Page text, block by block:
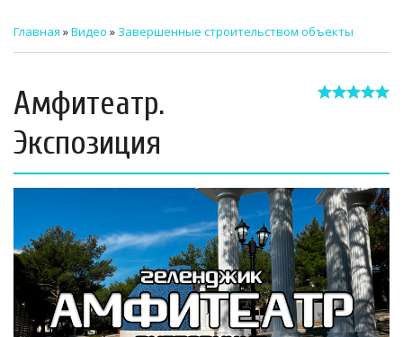
СТРОИТЕЛЬНЫЙ КОНТРОЛЬ
ЭКСПЛУАТАЦИЯ
НОРМАТИВНЫЕ ДОКУМЕНТЫ
О НАС
ПРЕССА
РЕЕСТРЫ
Главная »Видео » Завершенные строительством объекты
Амфитеатр.
Экспозиция